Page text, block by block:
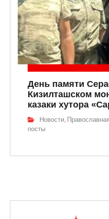
День памяти
Кизилташском
казаки хутора
Новости,
посты